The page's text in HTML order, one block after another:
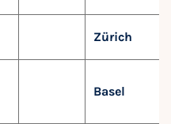
Zürich
Basel